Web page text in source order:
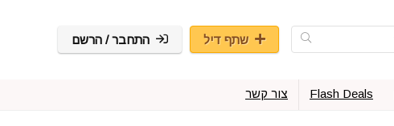
שתף דיל התחבר / הרשם
Flash Deals צור קשר